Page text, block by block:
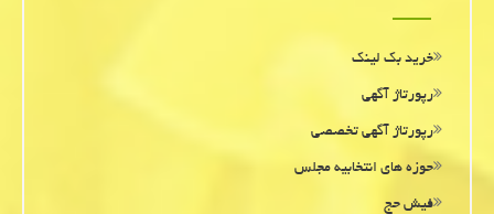
خرید بک لینک
رپورتاژ آگهی
رپورتاژ آگهی تخصصی
حوزه های انتخابیه مجلس
فیش حج